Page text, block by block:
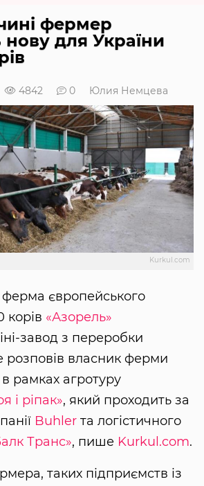
фермер
для України
4842 0 Юлия Немцева
Kurkul.com
європейського
корів «Азорель»
завод з переробки
розповів власник ферми
в рамках агротуру
і ріпак», який проходить за
Buhler та логістичного
Транс», пише Kurkul.com.
таких підприємств із